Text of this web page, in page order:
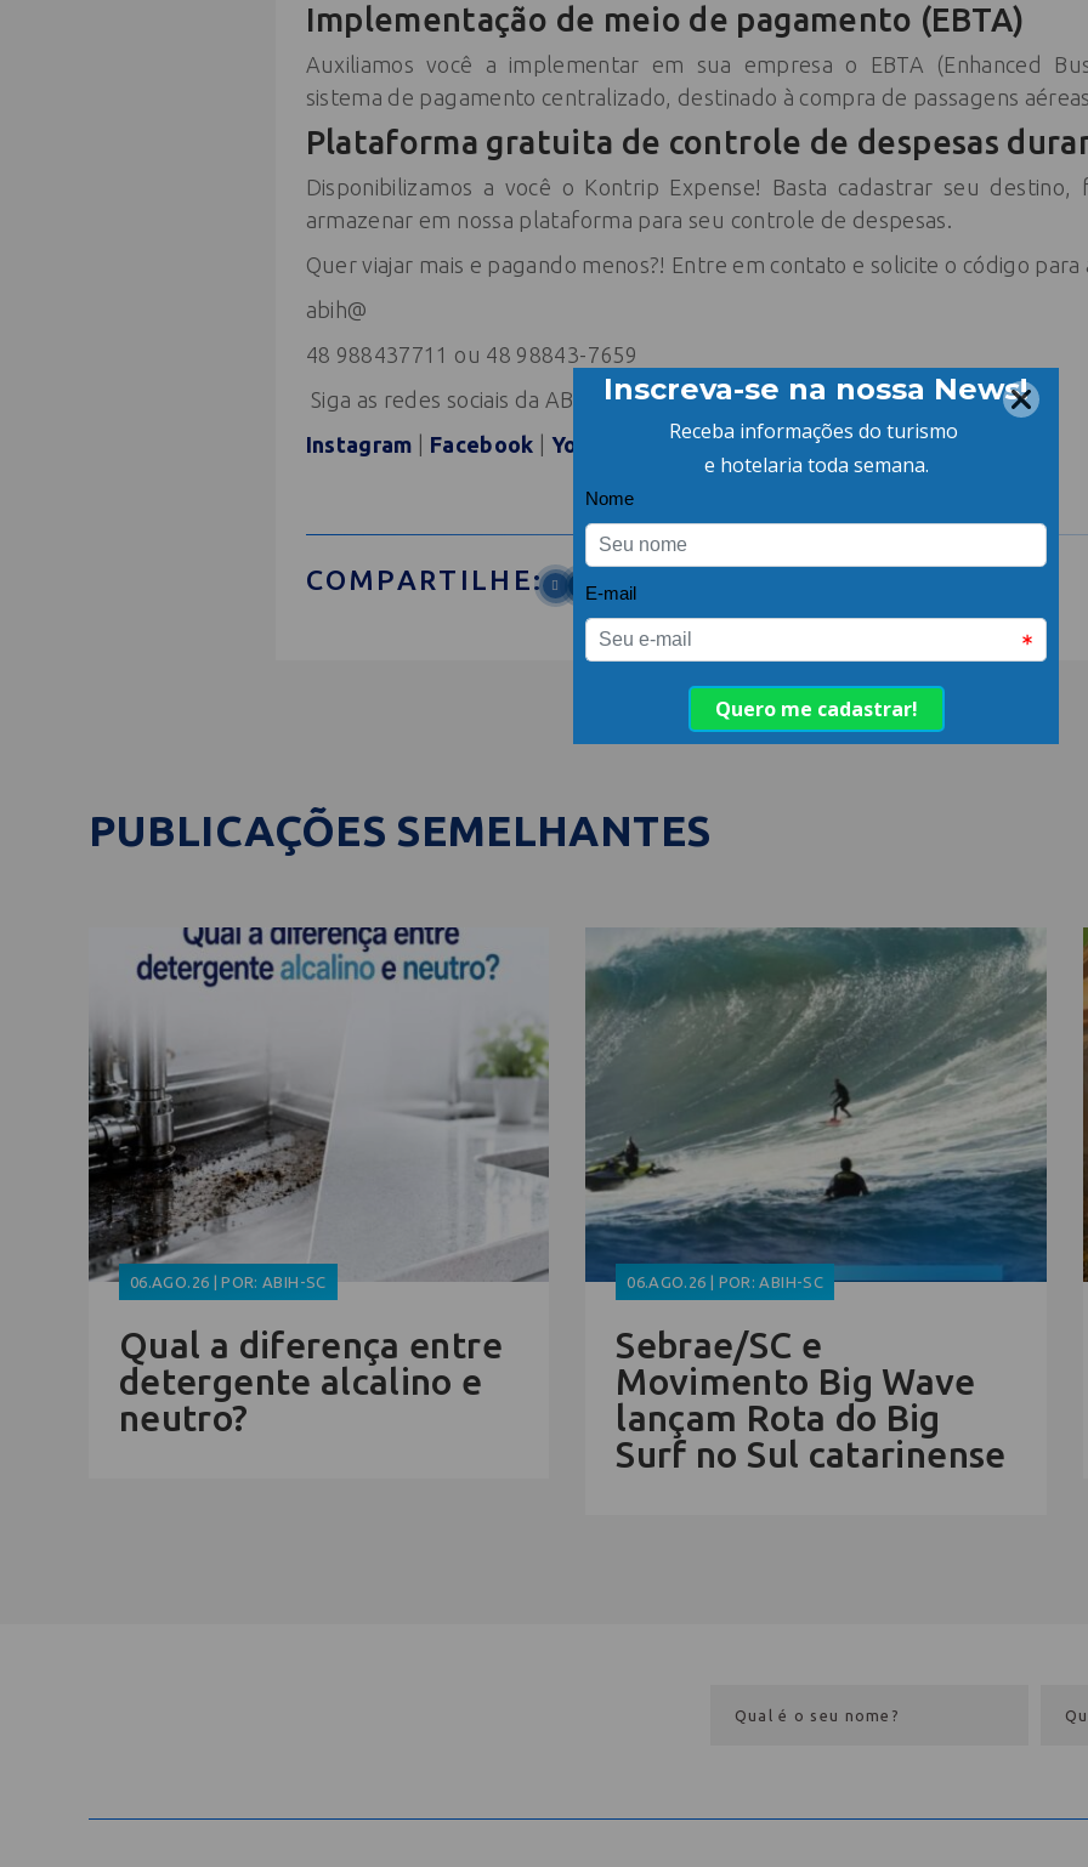
Implementação de meio de pagamento (EBTA)
Auxiliamos você a implementar em sua empresa o EBTA (Enhanced
sistema de pagamento centralizado, destinado à compra de passagens
Plataforma gratuita de controle de despesas
Disponibilizamos a você o Kontrip Expense! Basta cadastrar seu
armazenar em nossa plataforma para seu controle de despesas.
Quer viajar mais e pagando menos?! Entre em contato e solicite o código para
abih@
48 988437711 ou 48 98843-7659
Siga as redes sociais da ABIH-SC
Instagram
Facebook YouTube
COMPARTILHE:
PUBLICAÇÕES SEMELHANTES
06.AGO.26 | POR: ABIH-SC
Qual a diferença entre
detergente alcalino e
neutro?
06.AGO.26 | POR: ABIH-SC
Sebrae/SC e
Movimento Big Wave
lançam Rota do Big
Surf no Sul catarinense